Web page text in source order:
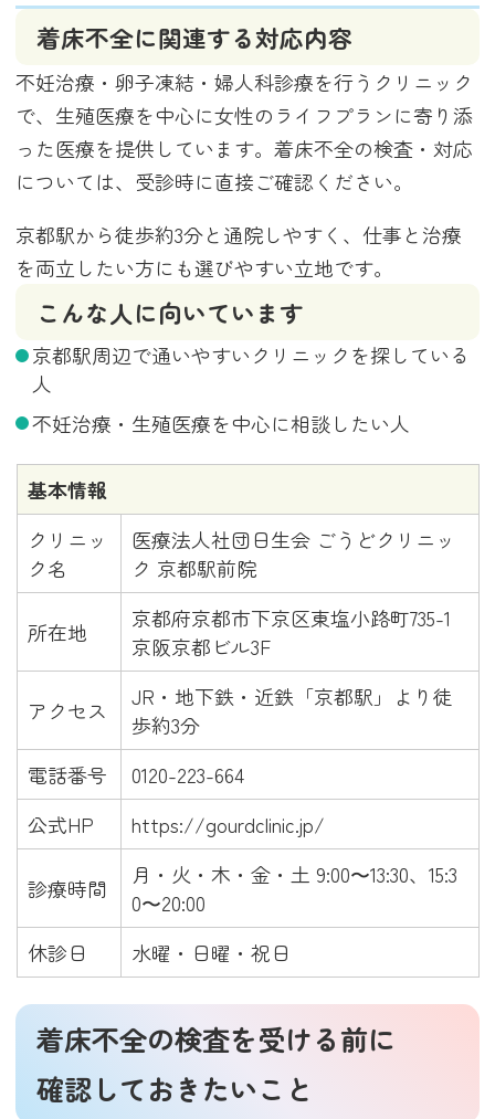
着床不全に関連する対応内容
不妊治療・卵子凍結・婦人科診療を行うクリニック
で、生殖医療を中心に女性のライフプランに寄り添
った医療を提供しています。着床不全の検査・対応
については、受診時に直接ご確認ください。
京都駅から徒歩約3分と通院しやすく、仕事と治療
を両立したい方にも選びやすい立地です。
こんな人に向いています
京都駅周辺で通いやすいクリニックを探している
人
不妊治療・生殖医療を中心に相談したい人
基本情報
クリニッ
ク名
医療法人社団日生会 ごうどクリニッ
ク 京都駅前院
所在地
京都府京都市下京区東塩小路町735-1
京阪京都ビル3F
アクセス
JR・地下鉄・近鉄「京都駅」より徒
歩約3分
電話番号
0120-223-664
公式HP
https://gourdclinic.jp/
診療時間
月・火・木・金・土 9:00〜13:30、15:3
0〜20:00
休診日
水曜・日曜・祝日
着床不全の検査を受ける前に
確認しておきたいこと